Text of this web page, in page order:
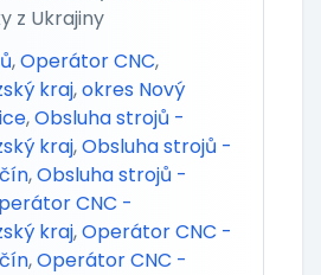
z Ukrajiny
,Operátor CNC,
kraj,okres Nový
,Obsluha strojů -
kraj,Obsluha strojů -
,Obsluha strojů -
CNC -
kraj,Operátor CNC -
,Operátor CNC -